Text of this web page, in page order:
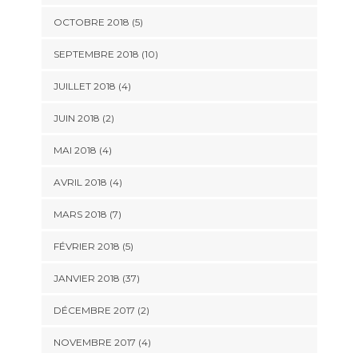
OCTOBRE 2018 (5)
SEPTEMBRE 2018 (10)
JUILLET 2018 (4)
JUIN 2018 (2)
MAI 2018 (4)
AVRIL 2018 (4)
MARS 2018 (7)
FÉVRIER 2018 (5)
JANVIER 2018 (37)
DÉCEMBRE 2017 (2)
NOVEMBRE 2017 (4)